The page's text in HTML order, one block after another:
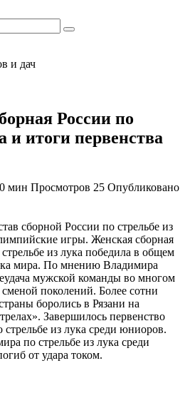
и дач
России по
и итоги первенства
мин Просмотров 25 Опубликовано
сборной России по стрельбе из
игры. Женская сборная
из лука победила в общем
мира. По мнению Владимира
мужской команды во многом
сменой поколений. Более сотни
боролись в Рязани на
Завершилось первенство
стрельбе из лука среди юниоров.
по стрельбе из лука среди
от удара током.